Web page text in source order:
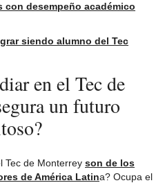
desempeño académico
siendo alumno del Tec
en el Tec de
un futuro
Tec de Monterrey son de los
de América Latina? Ocupa el